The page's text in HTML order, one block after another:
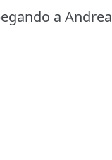
a Andrea